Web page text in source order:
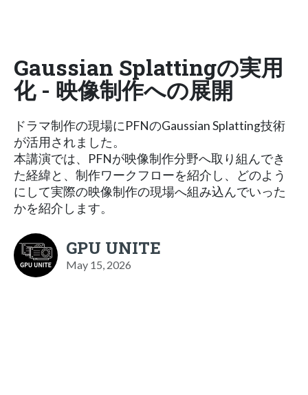
Gaussian Splattingの実用
化 - 映像制作への展開
ドラマ制作の現場にPFNのGaussian Splatting技術
が活用されました。
本講演では、PFNが映像制作分野へ取り組んでき
た経緯と、制作ワークフローを紹介し、どのよう
にして実際の映像制作の現場へ組み込んでいった
かを紹介します。
GPU UNITE
May 15, 2026